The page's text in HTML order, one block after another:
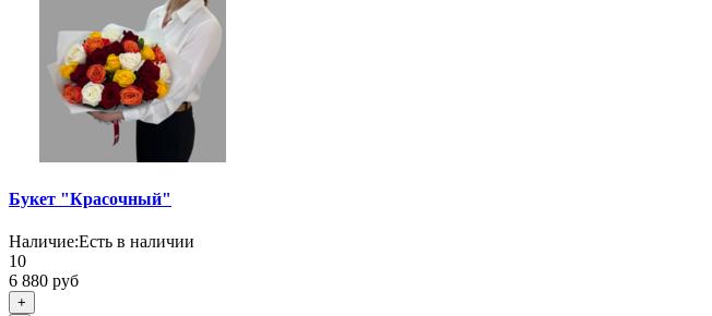
Букет "Красочный"
Наличие:Есть в наличии
10
6 880 руб
+